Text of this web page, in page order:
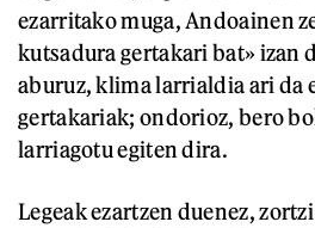
ezarritako muga, Andoainen
kutsadura gertakari bat» izan
aburuz, klima larrialdia ari da
gertakariak; ondorioz, bero
larriagotu egiten dira.
Legeak ezartzen duenez,